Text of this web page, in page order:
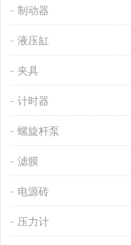
制动器
液压缸
夹具
计时器
螺旋杆泵
滤膜
电源砖
压力计